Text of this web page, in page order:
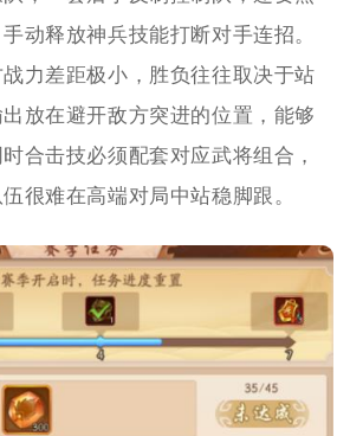
动释放神兵技能打断对手连招。
力差距极小，胜负往往取决于站
放在避开敌方突进的位置，能够
合击技必须配套对应武将组合，
很难在高端对局中站稳脚跟。